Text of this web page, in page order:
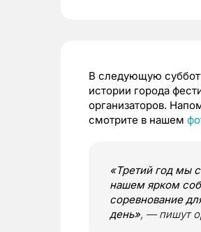
В следующую
истории города
организаторов.
смотрите в нашем
«Третий год мы
нашем ярком
соревнование
день», — пишут